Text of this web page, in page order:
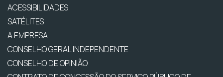
ACESSIBILIDADES
SATÉLITES
A EMPRESA
CONSELHO GERAL INDEPENDENTE
CONSELHO DE OPINIÃO